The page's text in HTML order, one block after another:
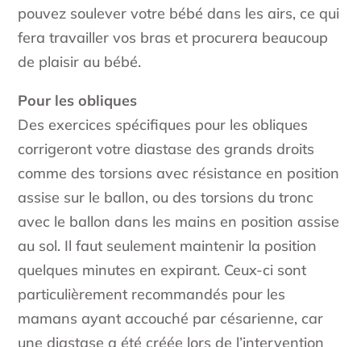
pouvez soulever votre bébé dans les airs, ce qui
fera travailler vos bras et procurera beaucoup
de plaisir au bébé.
Pour les obliques
Des exercices spécifiques pour les obliques
corrigeront votre diastase des grands droits
comme des torsions avec résistance en position
assise sur le ballon, ou des torsions du tronc
avec le ballon dans les mains en position assise
au sol. Il faut seulement maintenir la position
quelques minutes en expirant. Ceux-ci sont
particulièrement recommandés pour les
mamans ayant accouché par césarienne, car
une diastase a été créée lors de l’intervention